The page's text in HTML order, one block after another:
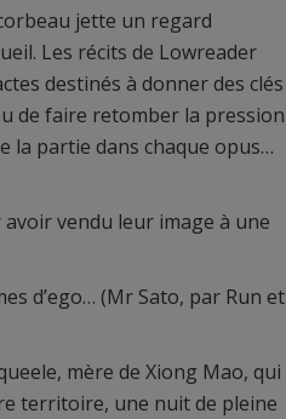
jette un regard
Les récits de Lowreader
destinés à donner des clés
de faire retomber la pression
la partie dans chaque opus…
vendu leur image à une
d’ego… (Mr Sato, par Run et
mère de Xiong Mao, qui
territoire, une nuit de pleine